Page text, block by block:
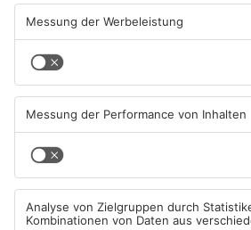
TOPNEWS
melden mehr Patienten
durch Hitze
04.08.2026, 07:50 UHR IN
PRIMAVERALAND
und